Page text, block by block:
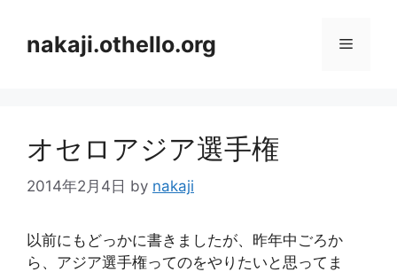
nakaji.othello.org メ
オセロアジア選手権
2014年2月4日 by nakaji
以前にもどっかに書きましたが、昨年中ごろか
ら、アジア選手権ってのをやりたいと思ってま